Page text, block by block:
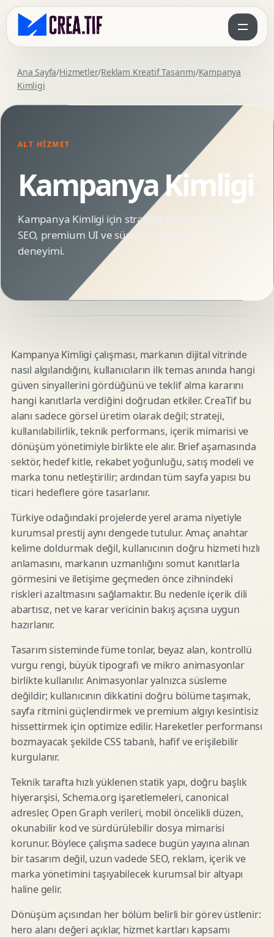
Ana Sayfa/Hizmetler/Reklam Kreatif Tasarımı/Kampanya
Kimligi
ALT HIZMET
Kampanya Kimligi
Kampanya Kimligi için stratejik tasarım, teknik
SEO, premium UI ve sürekli animasyonlu sayfa
deneyimi.
Kampanya Kimligi çalışması, markanın dijital vitrinde
nasıl algılandığını, kullanıcıların ilk temas anında hangi
güven sinyallerini gördüğünü ve teklif alma kararını
hangi kanıtlarla verdiğini doğrudan etkiler. CreaTif bu
alanı sadece görsel üretim olarak değil; strateji,
kullanılabilirlik, teknik performans, içerik mimarisi ve
dönüşüm yönetimiyle birlikte ele alır. Brief aşamasında
sektör, hedef kitle, rekabet yoğunluğu, satış modeli ve
marka tonu netleştirilir; ardından tüm sayfa yapısı bu
ticari hedeflere göre tasarlanır.
Türkiye odağındaki projelerde yerel arama niyetiyle
kurumsal prestij aynı dengede tutulur. Amaç anahtar
kelime doldurmak değil, kullanıcının doğru hizmeti hızlı
anlamasını, markanın uzmanlığını somut kanıtlarla
görmesini ve iletişime geçmeden önce zihnindeki
riskleri azaltmasını sağlamaktır. Bu nedenle içerik dili
abartısız, net ve karar vericinin bakış açısına uygun
hazırlanır.
Tasarım sisteminde füme tonlar, beyaz alan, kontrollü
vurgu rengi, büyük tipografi ve mikro animasyonlar
birlikte kullanılır. Animasyonlar yalnızca süsleme
değildir; kullanıcının dikkatini doğru bölüme taşımak,
sayfa ritmini güçlendirmek ve premium algıyı kesintisiz
hissettirmek için optimize edilir. Hareketler performansı
bozmayacak şekilde CSS tabanlı, hafif ve erişilebilir
kurgulanır.
Teknik tarafta hızlı yüklenen statik yapı, doğru başlık
hiyerarşisi, Schema.org işaretlemeleri, canonical
adresler, Open Graph verileri, mobil öncelikli düzen,
okunabilir kod ve sürdürülebilir dosya mimarisi
korunur. Böylece çalışma sadece bugün yayına alınan
bir tasarım değil, uzun vadede SEO, reklam, içerik ve
marka yönetimini taşıyabilecek kurumsal bir altyapı
haline gelir.
Dönüşüm açısından her bölüm belirli bir görev üstlenir:
hero alanı değeri açıklar, hizmet kartları kapsamı